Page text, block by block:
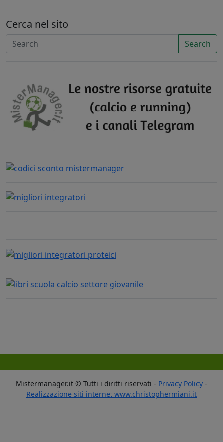
Cerca nel sito
Search
Mistermanager.it © Tutti i diritti riservati - Privacy Policy -
Realizzazione siti internet www.christophermiani.it